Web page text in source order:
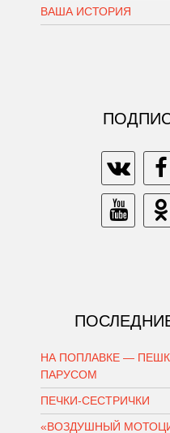
ВАША ИСТОРИЯ
НА ПОПЛАВКЕ —
ПАРУСОМ
ПЕЧКИ-СЕСТРИЧКИ
«ВОЗДУШНЫЙ